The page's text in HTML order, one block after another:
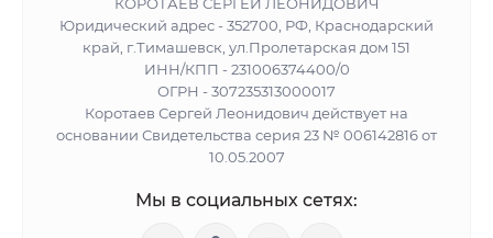
Юридический адрес - 352700, РФ, Краснодарский
край, г.Тимашевск, ул.Пролетарская дом 151
ИНН/КПП - 231006374400/0
ОГРН - 307235313000017
Коротаев Сергей Леонидович действует на
основании Свидетельства серия 23 № 006142816 от
10.05.2007
Мы в социальных сетях: